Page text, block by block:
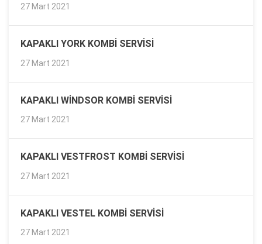
27 Mart 2021
KAPAKLI YORK KOMBI SERVISI
27 Mart 2021
KAPAKLI WINDSOR KOMBI SERVISI
27 Mart 2021
KAPAKLI VESTFROST KOMBI SERVISI
27 Mart 2021
KAPAKLI VESTEL KOMBI SERVISI
27 Mart 2021